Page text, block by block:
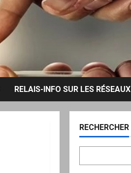
RELAIS-INFO SUR LES RÉSEAUX
RECHERCHER